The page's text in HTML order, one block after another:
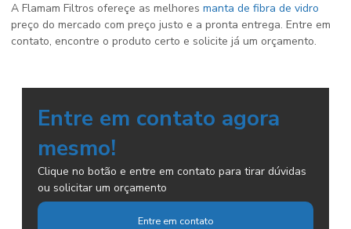
A Flamam Filtros ofereçe as melhores manta de fibra de vidro
preço do mercado com preço justo e a pronta entrega. Entre em
contato, encontre o produto certo e solicite já um orçamento.
Entre em contato agora
mesmo!
Clique no botão e entre em contato para tirar dúvidas
ou solicitar um orçamento
Entre em contato